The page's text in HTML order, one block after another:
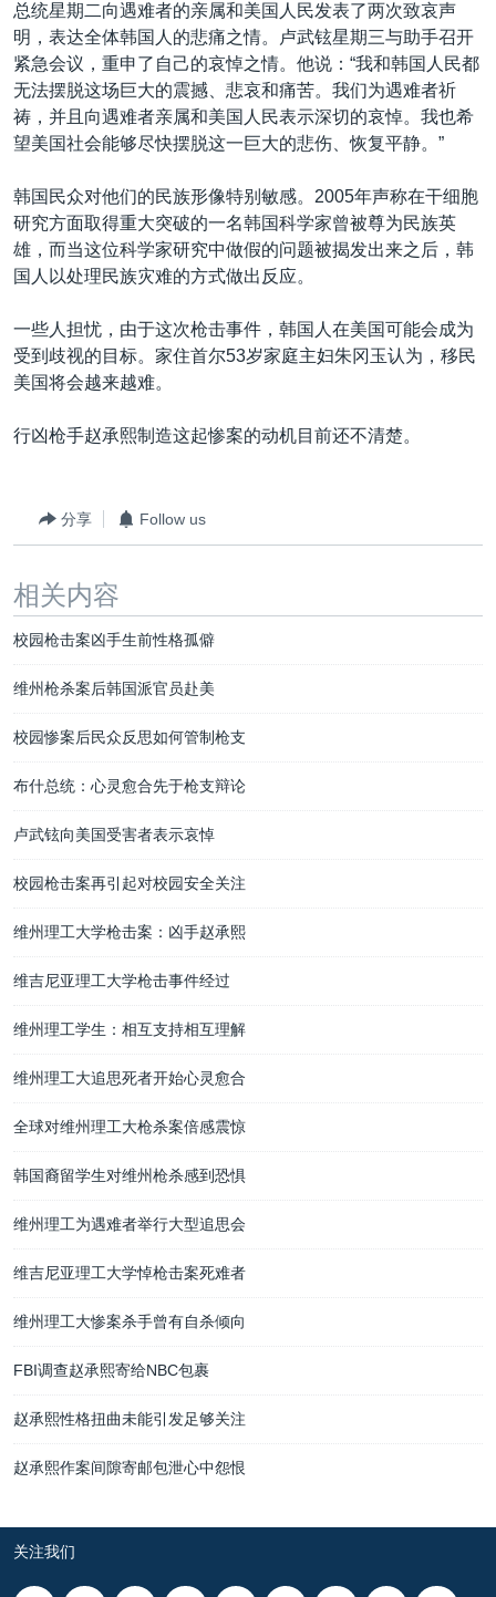
关注新疆
GEN Z 看美国
总统星期二向遇难者的亲属和美国人民发表了两次致哀声
明，表达全体韩国人的悲痛之情。卢武铉星期三与助手召开
紧急会议，重申了自己的哀悼之情。他说：“我和韩国人民都
无法摆脱这场巨大的震撼、悲哀和痛苦。我们为遇难者祈
祷，并且向遇难者亲属和美国人民表示深切的哀悼。我也希
望美国社会能够尽快摆脱这一巨大的悲伤、恢复平静。”
韩国民众对他们的民族形像特别敏感。2005年声称在干细胞
研究方面取得重大突破的一名韩国科学家曾被尊为民族英
雄，而当这位科学家研究中做假的问题被揭发出来之后，韩
国人以处理民族灾难的方式做出反应。
一些人担忧，由于这次枪击事件，韩国人在美国可能会成为
受到歧视的目标。家住首尔53岁家庭主妇朱冈玉认为，移民
美国将会越来越难。
行凶枪手赵承熙制造这起惨案的动机目前还不清楚。
分享 Follow us
相关内容
校园枪击案凶手生前性格孤僻
维州枪杀案后韩国派官员赴美
校园惨案后民众反思如何管制枪支
布什总统：心灵愈合先于枪支辩论
卢武铉向美国受害者表示哀悼
校园枪击案再引起对校园安全关注
维州理工大学枪击案：凶手赵承熙
维吉尼亚理工大学枪击事件经过
维州理工学生：相互支持相互理解
维州理工大追思死者开始心灵愈合
全球对维州理工大枪杀案倍感震惊
韩国裔留学生对维州枪杀感到恐惧
维州理工为遇难者举行大型追思会
维吉尼亚理工大学悼枪击案死难者
维州理工大惨案杀手曾有自杀倾向
FBI调查赵承熙寄给NBC包裹
赵承熙性格扭曲未能引发足够关注
赵承熙作案间隙寄邮包泄心中怨恨
关注我们